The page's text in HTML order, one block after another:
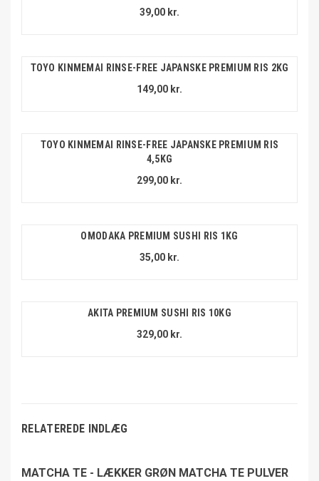
39,00 kr.
TOYO KINMEMAI RINSE-FREE JAPANSKE PREMIUM RIS 2KG
149,00 kr.
TOYO KINMEMAI RINSE-FREE JAPANSKE PREMIUM RIS
4,5KG
299,00 kr.
OMODAKA PREMIUM SUSHI RIS 1KG
35,00 kr.
AKITA PREMIUM SUSHI RIS 10KG
329,00 kr.
RELATEREDE INDLÆG
MATCHA TE - LÆKKER GRØN MATCHA TE PULVER